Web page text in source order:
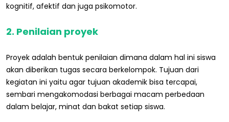
kognitif, afektif dan juga psikomotor.
2. Penilaian proyek
Proyek adalah bentuk penilaian dimana dalam hal ini siswa
akan diberikan tugas secara berkelompok. Tujuan dari
kegiatan ini yaitu agar tujuan akademik bisa tercapai,
sembari mengakomodasi berbagai macam perbedaan
dalam belajar, minat dan bakat setiap siswa.